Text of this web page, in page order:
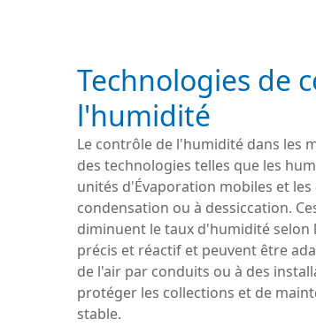
Technologies de
l'humidité
Le contrôle de l'humidité dans les
des technologies telles que les
unités d'Évaporation mobiles et
condensation ou à dessiccation.
diminuent le taux d'humidité
précis et réactif et peuvent être
de l'air par conduits ou à des
protéger les collections et de
stable.